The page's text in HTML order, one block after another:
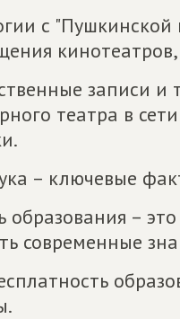
с
записи и
театра в
– ключевые
образования –
современные